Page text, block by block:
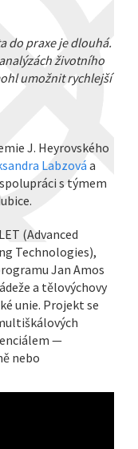
do praxe je dlouhá.
životního
umožnit rychlejší
J. Heyrovského
Labzováa
s týmem
(Advanced
Technologies),
Jan Amos
a tělovýchovy
unie. Projekt se
—
nebo